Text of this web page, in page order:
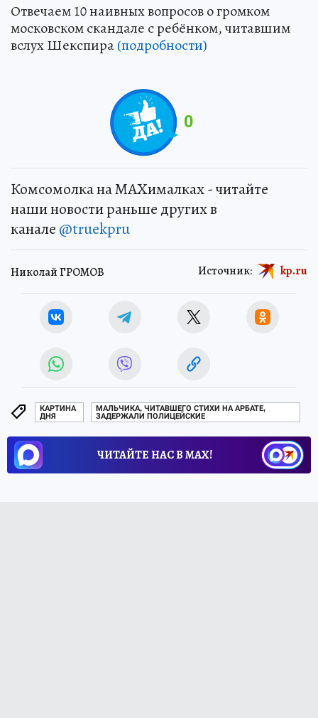
Отвечаем 10 наивных вопросов о громком
московском скандале с ребёнком, читавшим
вслух Шекспира(подробности)
0
Комсомолка на MAXималках - читайте
наши новости раньше других в
канале @truekpru
Николай ГРОМОВ Источник: kp.ru
КАРТИНА
ДНЯ
МАЛЬЧИКА, ЧИТАВШЕГО СТИХИ НА АРБАТЕ,
ЗАДЕРЖАЛИ ПОЛИЦЕЙСКИЕ
ЧИТАЙТЕ НАС В МАХ!